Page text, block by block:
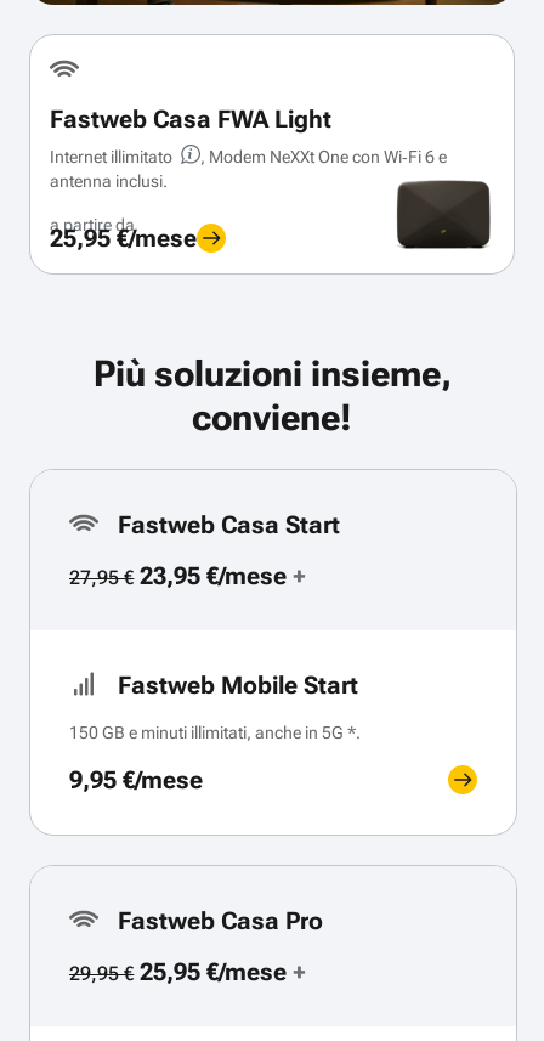
Fastweb Casa FWA Light
Internet illimitato
, Modem NeXXt One con Wi‑Fi 6 e
antenna inclusi.
a partire da
25,95 €/mese
Più soluzioni insieme,
conviene!
Fastweb Casa Start
27,95 €23,95 €/mese+
Fastweb Mobile Start
150 GB e minuti illimitati, anche in 5G *.
9,95 €/mese
Fastweb Casa Pro
29,95 €25,95 €/mese+